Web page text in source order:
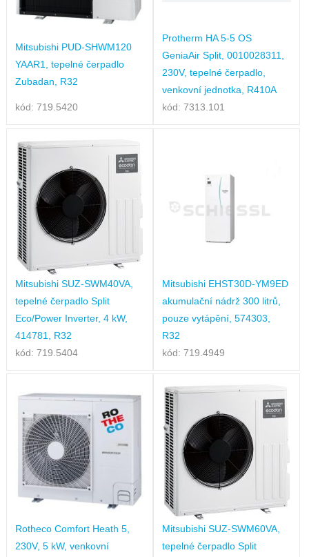
Mitsubishi PUD-SHWM120
YAAR1, tepelné čerpadlo
Zubadan, R32
kód: 719.5420
Protherm HA 5-5 OS
GeniaAir Split, 0010028311,
230V, tepelné čerpadlo,
venkovní jednotka, R410A
kód: 7313.101
Mitsubishi SUZ-SWM40VA,
tepelné čerpadlo Split
Eco/Power Inverter, 4 kW,
414781, R32
kód: 719.5404
Mitsubishi EHST30D-YM9ED
akumulační nádrž 300 litrů,
pouze vytápění, 574303,
R32
kód: 719.4949
Rotheco Comfort Heath 5,
230V, 5 kW, venkovní
Mitsubishi SUZ-SWM60VA,
tepelné čerpadlo Split